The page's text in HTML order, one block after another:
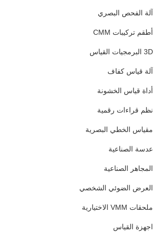
آلة الفحص البصري
أطقم تركيبات CMM
3D البرمجيات القياس
آلة قياس كفاف
أداة قياس الخشونة
نظم قراءات رقمية
مقياس الخطي البصرية
عدسة الصناعية
المجاهر الصناعية
العرض الضوئي الشخصي
ملحقات VMM الاختيارية
اجهزة القياس